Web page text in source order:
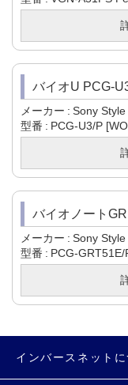
バイオU PCG-
メーカー Sony Style
型番
PCG-U3/P
バイオノート
メーカー Sony Style
型番
PCG-GRT51E/
インバースネット